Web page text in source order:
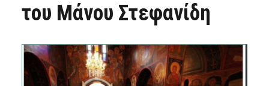
του Μάνου Στεφανίδη